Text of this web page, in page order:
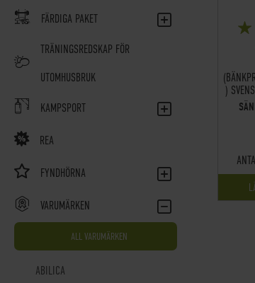
FÄRDIGA PAKET
TRÄNINGSREDSKAP FÖR
UTOMHUSBRUK
KAMPSPORT
REA
FYNDHÖRNA
VARUMÄRKEN
ALL VARUMÄRKEN
ABILICA
)